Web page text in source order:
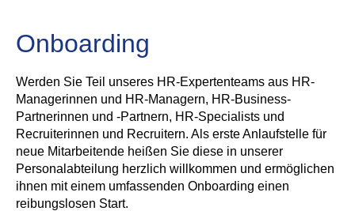
Onboarding
Werden Sie Teil unseres HR-Expertenteams aus HR-
Managerinnen und HR-Managern, HR-Business-
Partnerinnen und -Partnern, HR-Specialists und
Recruiterinnen und Recruitern. Als erste Anlaufstelle für
neue Mitarbeitende heißen Sie diese in unserer
Personalabteilung herzlich willkommen und ermöglichen
ihnen mit einem umfassenden Onboarding einen
reibungslosen Start.